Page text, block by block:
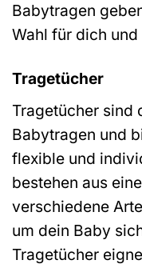
Babytragen
Wahl für dich
Tragetücher
Tragetücher sind
Babytragen und
flexible und
bestehen aus
verschiedene
um dein Baby
Tragetücher